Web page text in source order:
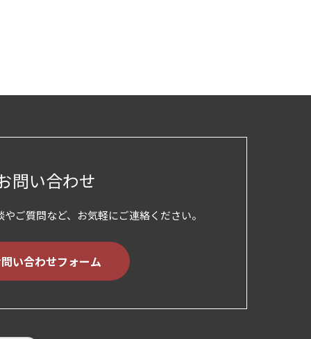
問い合わせ
ご質問など、お気軽にご連絡ください。
い合わせフォーム